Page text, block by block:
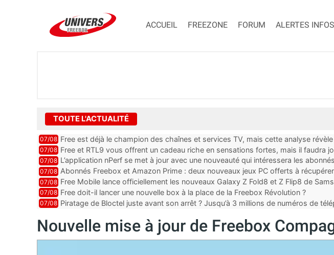
ACCUEIL FREEZONE FORUM ALERTES INFOS
TOUTE L'ACTUALITÉ
07/08 Free est déjà le champion des chaînes et services TV, mais cette analyse révèle
encore au moin...
07/08 Free et RTL9 vous offrent un cadeau riche en sensations fortes, mais il faudra
l’obtenir
07/08 L’application nPerf se met à jour avec une nouveauté qui intéressera les
Mobile, Orange, SFR ...
07/08 Abonnés Freebox et Amazon Prime : deux nouveaux jeux PC offerts à récupérer
07/08 Free Mobile lance officiellement les nouveaux Galaxy Z Fold8 et Z Flip8 de
des promos et des cadeaux
07/08 Free doit-il lancer une nouvelle box à la place de la Freebox Révolution ?
07/08 Piratage de Bloctel juste avant son arrêt ? Jusqu’à 3 millions de numéros de
Nouvelle mise à jour de Freebox